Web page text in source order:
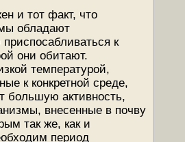
и тот факт, что
обладают
к
они обитают.
температурой,
к конкретной среде,
большую активность,
внесенные в почву
так же, как и
период